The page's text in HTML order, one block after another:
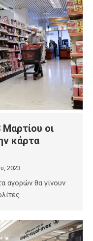
οι
κάρτα
2023
αγορών θα γίνουν